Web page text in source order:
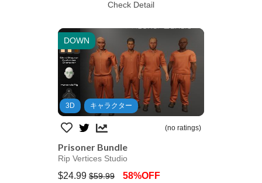
Check Detail
DOWN
3D キャラクター
(no ratings)
Prisoner Bundle
Rip Vertices Studio
$24.99 $59.99 58%OFF